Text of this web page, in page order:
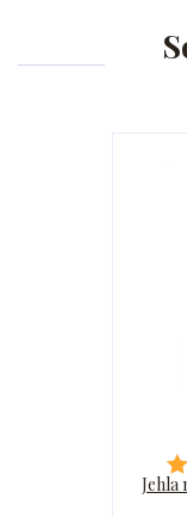
Jehla